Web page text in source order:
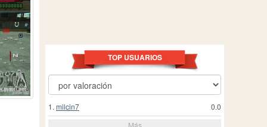
TOP USUARIOS
0.0
1. milcin7
Más